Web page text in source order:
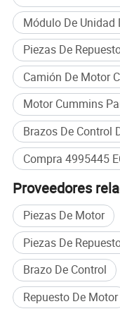
¡ganemos juntos!
Proveedor de
en el motor diésel
Módulo De Unidad
Piezas De
Camión De Motor
Motor Cummins
Brazos De Control
Compra 4995445
Proveedores
Piezas De Motor
Piezas De
Brazo De Control
Repuesto De Motor